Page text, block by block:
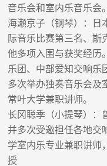
音乐会和室内乐音乐会
海瀬京子（钢琴）：日
际音乐比赛第三名、斯
他多项入围与获奖经历
乐团、中部爱知交响乐
多次举办独奏音乐会及
常叶大学兼职讲师。
长冈聪季（小提琴）：
并多次受邀担任各地交
学室内乐专业兼职讲师
授